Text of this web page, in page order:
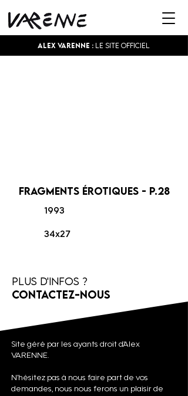
Alex Varenne : Le site officiel
Fragments érotiques - p.28
1993
34x27
Plus d'infos ?
Contactez-nous
Site géré par les ayants droit d’Alex
VARENNE.
N’hésitez pas à nous faire part de vos
demandes, nous nous ferons un plaisir de